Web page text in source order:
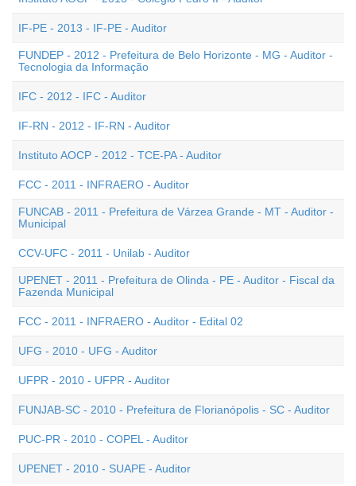
IF-PE - 2013 - IF-PE - Auditor
FUNDEP - 2012 - Prefeitura de Belo Horizonte - MG - Auditor -
Tecnologia da Informação
IFC - 2012 - IFC - Auditor
IF-RN - 2012 - IF-RN - Auditor
Instituto AOCP - 2012 - TCE-PA - Auditor
FCC - 2011 - INFRAERO - Auditor
FUNCAB - 2011 - Prefeitura de Várzea Grande - MT - Auditor -
Municipal
CCV-UFC - 2011 - Unilab - Auditor
UPENET - 2011 - Prefeitura de Olinda - PE - Auditor - Fiscal da
Fazenda Municipal
FCC - 2011 - INFRAERO - Auditor - Edital 02
UFG - 2010 - UFG - Auditor
UFPR - 2010 - UFPR - Auditor
FUNJAB-SC - 2010 - Prefeitura de Florianópolis - SC - Auditor
PUC-PR - 2010 - COPEL - Auditor
UPENET - 2010 - SUAPE - Auditor